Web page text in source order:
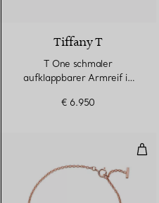
Tiffany T
T One schmaler
aufklappbarer Armreif in
€ 6.950